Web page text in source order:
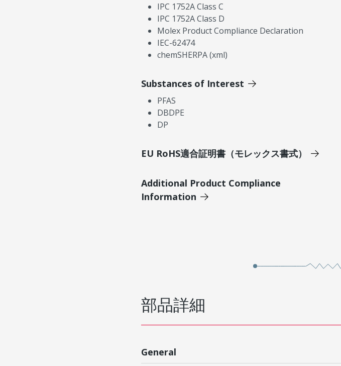
IPC 1752A Class C
IPC 1752A Class D
Molex Product Compliance Declaration
IEC-62474
chemSHERPA (xml)
Substances of Interest
PFAS
DBDPE
DP
EU RoHS適合証明書（モレックス書式）
Additional Product Compliance
Information
部品詳細
General